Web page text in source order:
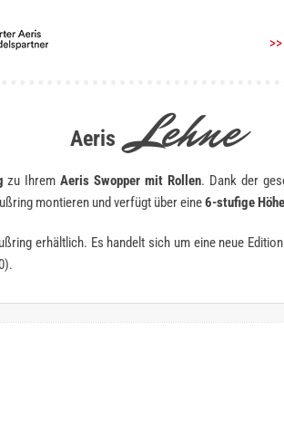
AerisLehne
zu IhremAeris Swopper mit Rollen. Dank der
montieren und verfügt über eine6-stufige
erhältlich. Es handelt sich um eine neue